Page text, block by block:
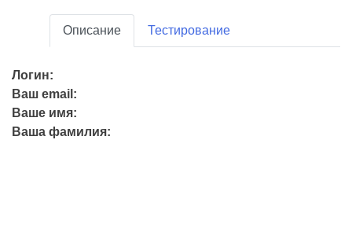
Описание Тестирование
Логин:
Ваш email:
Ваше имя:
Ваша фамилия: